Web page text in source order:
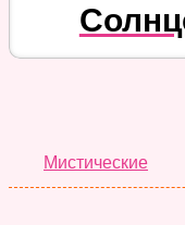
Мистические